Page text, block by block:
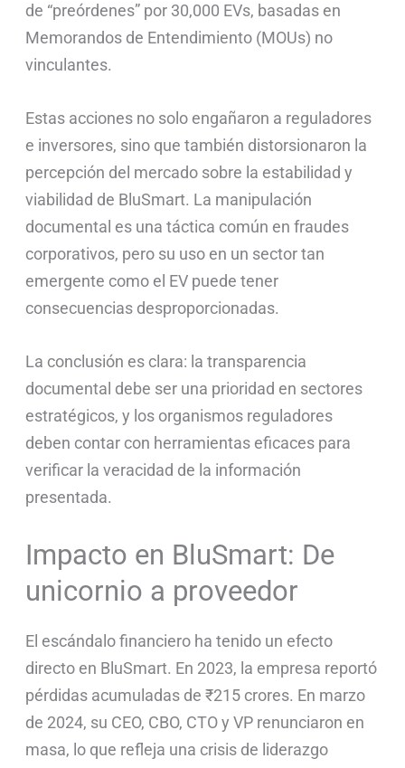
de “preórdenes” por 30,000 EVs, basadas en
Memorandos de Entendimiento (MOUs) no
vinculantes.
Estas acciones no solo engañaron a reguladores
e inversores, sino que también distorsionaron la
percepción del mercado sobre la estabilidad y
viabilidad de BluSmart. La manipulación
documental es una táctica común en fraudes
corporativos, pero su uso en un sector tan
emergente como el EV puede tener
consecuencias desproporcionadas.
La conclusión es clara: la transparencia
documental debe ser una prioridad en sectores
estratégicos, y los organismos reguladores
deben contar con herramientas eficaces para
verificar la veracidad de la información
presentada.
Impacto en BluSmart: De
unicornio a proveedor
El escándalo financiero ha tenido un efecto
directo en BluSmart. En 2023, la empresa reportó
pérdidas acumuladas de ₹215 crores. En marzo
de 2024, su CEO, CBO, CTO y VP renunciaron en
masa, lo que refleja una crisis de liderazgo